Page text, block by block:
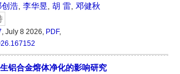
创浩 李华昱 胡 雷 邓健秋
, July 8 2026, PDF,
铝合金熔体净化的影响研究